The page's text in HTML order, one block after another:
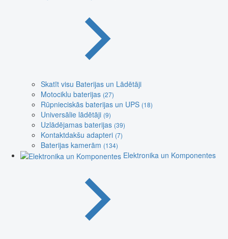
Skatīt visu Baterijas un Lādētāji
Motociklu baterijas (27)
Rūpnieciskās baterijas un UPS (18)
Universālie lādētāji (9)
Uzlādējamas baterijas (39)
Kontaktdakšu adapteri (7)
Baterijas kamerām (134)
Elektronika un Komponentes